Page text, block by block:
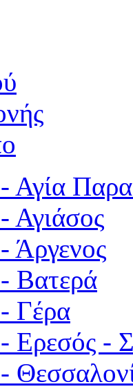
Αγία
Αγιάσος
Άργενος
Βατερά
Γέρα
Ερεσός -